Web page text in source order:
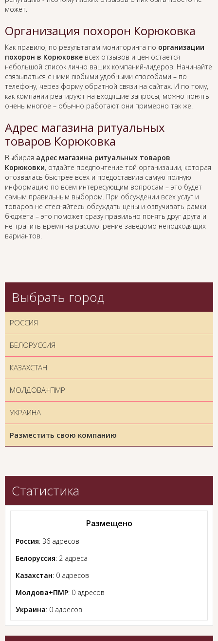
может.
Организация похорон Корюковка
Как правило, по результатам мониторинга по организации
похорон в Корюковке всех отзывов и цен остается
небольшой список лично ваших компаний-лидеров. Начинайте
связываться с ними любыми удобными способами – по
телефону, через форму обратной связи на сайтах. И по тому,
как компании реагируют на входящие запросы, можно понять
очень многое – обычно работают они примерно так же.
Адрес магазина ритуальных
товаров Корюковка
Выбирая адрес магазина ритуальных товаров
Корюковки, отдайте предпочтение той организации, которая
отозвалась быстрее всех и предоставила самую полную
информацию по всем интересующим вопросам – это будет
самым правильным выбором. При обсуждении всех услуг и
товаров не стесняйтесь обсуждать цены и озвучивать рамки
бюджета – это поможет сразу правильно понять друг друга и
не тратить время на рассмотрение заведомо неподходящих
вариантов.
Выбрать город
РОССИЯ
БЕЛОРУССИЯ
КАЗАХСТАН
МОЛДОВА+ПМР
УКРАИНА
Разместить свою компанию
Статистика
Размещено
Россия: 36 адресов
Белоруссия: 2 адреса
Казахстан: 0 адресов
Молдова+ПМР: 0 адресов
Украина: 0 адресов